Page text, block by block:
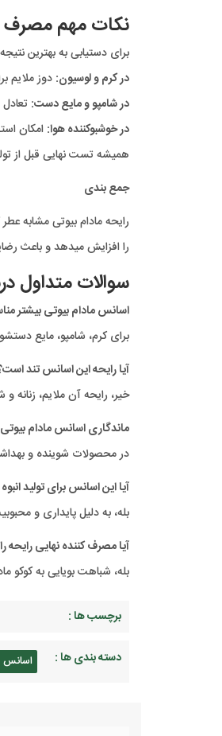
نکات مهم مصرف
برای دستیابی به بهترین
در کرم و لوسیون: دوز ملایم
در شامپو و مایع دست:
در خوشبوکننده هوا: امکان
همیشه تست نهایی قبل از
جمع بندی
رایحه مادام بیوتی مشابه
را افزایش میدهد و باعث
سوالات متداول
اسانس مادام بیوتی بیشتر
برای کرم، شامپو، مایع
آیا رایحه این اسانس تند
خیر، رایحه آن ملایم،
ماندگاری اسانس مادام
در محصولات شوینده و
آیا این اسانس برای تولید
بله، به دلیل پایداری و
آیا مصرف کننده نهایی
بله، شباهت بویایی به کوکو
برچسب ها :
دسته بندی ها : اسانس